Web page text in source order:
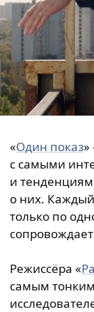
«Один показ»
с самыми
и
о них.
только по
Режиссёра «
самым